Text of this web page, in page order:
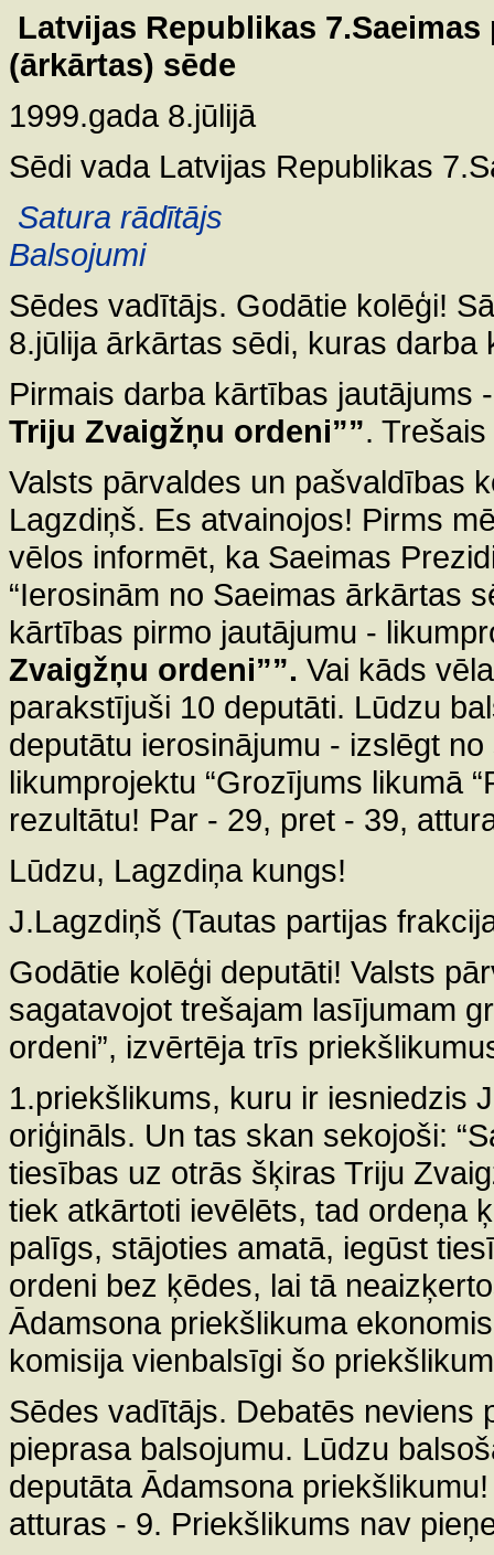
Latvijas Republikas
(ārkārtas) sēde
1999.gada 8.jūlijā
Sēdi vada Latvijas Republikas
Satura rādītājs
Balsojumi
Sēdes vadītājs. Godātie kolēģi!
8.jūlija ārkārtas sēdi, kuras
Pirmais darba kārtības jautājums
Triju Zvaigžņu ordeni””.
Valsts pārvaldes un pašvaldības
Lagzdiņš. Es atvainojos! Pirms
vēlos informēt, ka Saeimas
“Ierosinām no Saeimas ārkārtas
kārtības pirmo jautājumu -
Zvaigžņu ordeni””. Vai kāds
parakstījuši 10 deputāti. Lūdzu
deputātu ierosinājumu - izslēgt
likumprojektu “Grozījums likumā
rezultātu! Par - 29, pret - 39,
Lūdzu, Lagzdiņa kungs!
J.Lagzdiņš (Tautas partijas
Godātie kolēģi deputāti! Valsts
sagatavojot trešajam lasījumam
ordeni”, izvērtēja trīs
1.priekšlikums, kuru ir iesniedzis
oriģināls. Un tas skan sekojoši:
tiesības uz otrās šķiras Triju
tiek atkārtoti ievēlēts, tad ordeņa
palīgs, stājoties amatā, iegūst
ordeni bez ķēdes, lai tā
Ādamsona priekšlikuma
komisija vienbalsīgi šo
Sēdes vadītājs. Debatēs neviens
pieprasa balsojumu. Lūdzu
deputāta Ādamsona
atturas - 9. Priekšlikums nav